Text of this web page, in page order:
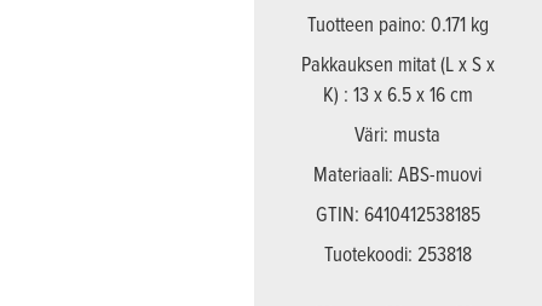
Tuotteen paino: 0.171 kg
Pakkauksen mitat (L x S x
K) : 13 x 6.5 x 16 cm
Väri: musta
Materiaali: ABS-muovi
GTIN: 6410412538185
Tuotekoodi: 253818